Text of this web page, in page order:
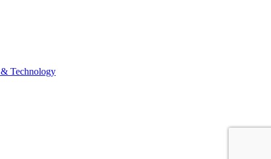
Technology